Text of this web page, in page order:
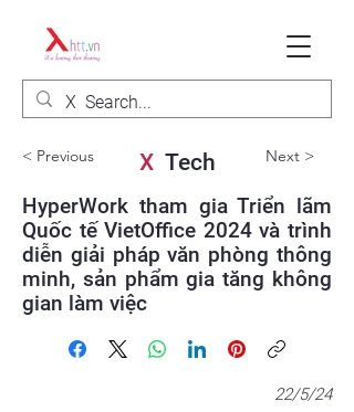
< Previous X Tech Next >
HyperWork tham gia Triển lãm
Quốc tế VietOffice 2024 và trình
diễn giải pháp văn phòng thông
minh, sản phẩm gia tăng không
gian làm việc
22/5/24